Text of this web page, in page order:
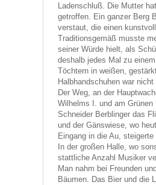
Ladenschluß. Die Mutter
getroffen. Ein ganzer Berg
verstaut, die einen
Traditionsgemäß musste
seiner Würde hielt, als
deshalb jedes Mal zu
Töchtern in weißen,
Halbhandschuhen war
Der Weg, an der
Wilhelms I. und am
Schneider Berblinger das
und der Gänswiese, wo
Eingang in die Au,
In der großen Halle, wo
stattliche Anzahl Musiker
Man nahm bei Freunden
Bäumen. Das Bier und die